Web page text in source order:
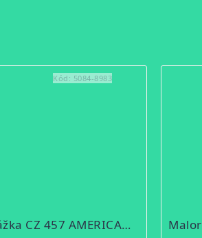
Malorážka CZ 457 AMERICAN LH
Kód: 5084-8983